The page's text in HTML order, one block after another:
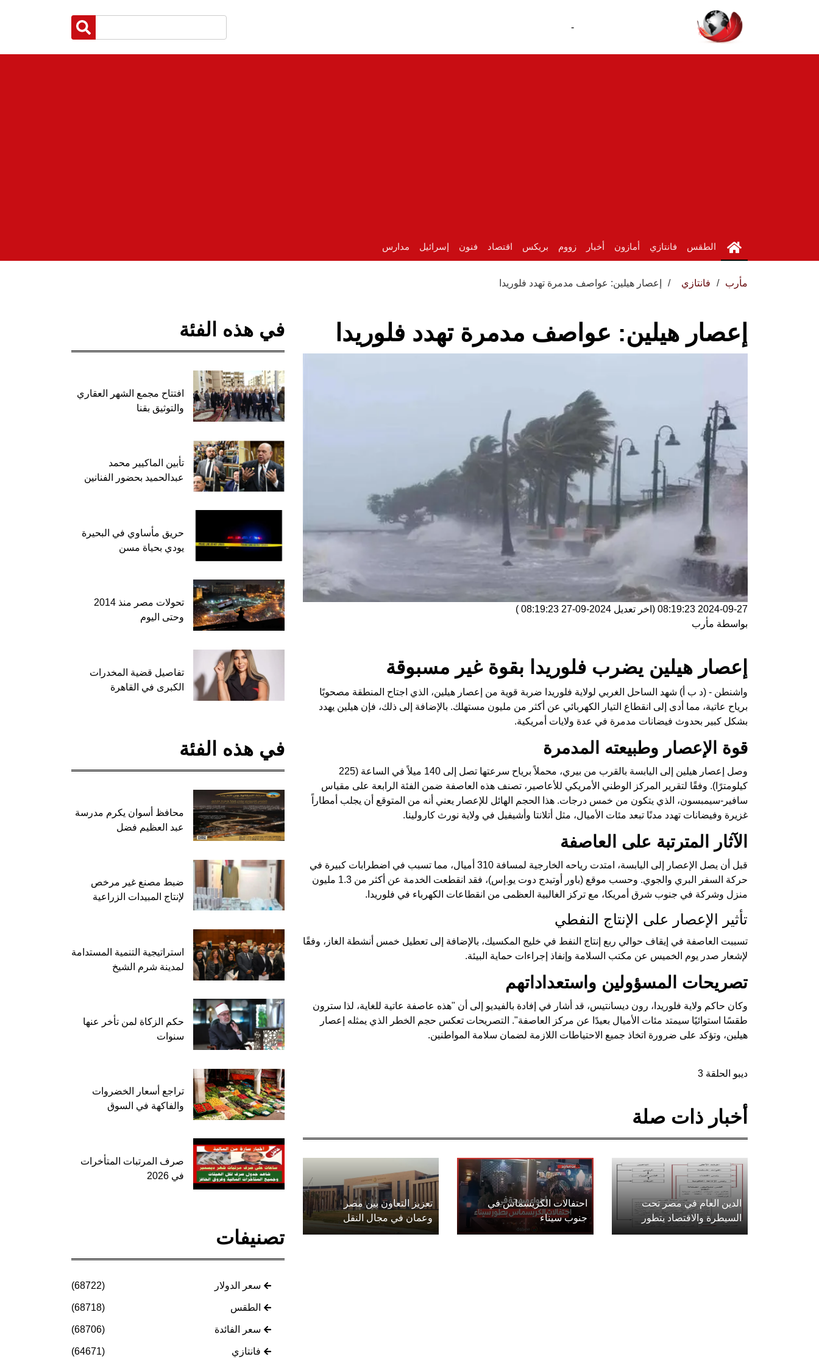
-
الطقس فانتازي أمازون أخبار زووم بريكس اقتصاد فنون إسرائيل مدارس
مأرب فانتازي إعصار هيلين: عواصف مدمرة تهدد فلوريدا
إعصار هيلين: عواصف مدمرة تهدد فلوريدا
2024-09-27 08:19:23 (اخر تعديل 2024-09-27 08:19:23
)
بواسطة مأرب
إعصار هيلين يضرب فلوريدا بقوة غير مسبوقة
واشنطن - (د ب أ) شهد الساحل الغربي لولاية فلوريدا ضربة قوية من إعصار هيلين، الذي اجتاح المنطقة مصحوبًا
برياح عاتية، مما أدى إلى انقطاع التيار الكهربائي عن أكثر من مليون مستهلك. بالإضافة إلى ذلك، فإن هيلين يهدد
بشكل كبير بحدوث فيضانات مدمرة في عدة ولايات أمريكية.
قوة الإعصار وطبيعته المدمرة
وصل إعصار هيلين إلى اليابسة بالقرب من بيري، محملاً برياح سرعتها تصل إلى 140 ميلاً في الساعة (225
كيلومترًا). وفقًا لتقرير المركز الوطني الأمريكي للأعاصير، تصنف هذه العاصفة ضمن الفئة الرابعة على مقياس
سافير-سيمبسون، الذي يتكون من خمس درجات. هذا الحجم الهائل للإعصار يعني أنه من المتوقع أن يجلب أمطاراً
غزيرة وفيضانات تهدد مدنًا تبعد مئات الأميال، مثل أتلانتا وأشيفيل في ولاية نورث كارولينا.
الآثار المترتبة على العاصفة
قبل أن يصل الإعصار إلى اليابسة، امتدت رياحه الخارجية لمسافة 310 أميال، مما تسبب في اضطرابات كبيرة في
حركة السفر البري والجوي. وحسب موقع (باور أوتيدج دوت يو.إس)، فقد انقطعت الخدمة عن أكثر من 1.3 مليون
منزل وشركة في جنوب شرق أمريكا، مع تركز الغالبية العظمى من انقطاعات الكهرباء في فلوريدا.
تأثير الإعصار على الإنتاج النفطي
تسببت العاصفة في إيقاف حوالي ربع إنتاج النفط في خليج المكسيك، بالإضافة إلى تعطيل خمس أنشطة الغاز، وفقًا
لإشعار صدر يوم الخميس عن مكتب السلامة وإنفاذ إجراءات حماية البيئة.
تصريحات المسؤولين واستعداداتهم
وكان حاكم ولاية فلوريدا، رون ديسانتيس، قد أشار في إفادة بالفيديو إلى أن "هذه عاصفة عاتية للغاية، لذا سترون
طقسًا استوائيًا سيمتد مئات الأميال بعيدًا عن مركز العاصفة". التصريحات تعكس حجم الخطر الذي يمثله إعصار
هيلين، وتؤكد على ضرورة اتخاذ جميع الاحتياطات اللازمة لضمان سلامة المواطنين.
ديبو الحلقة 3
أخبار ذات صلة
الدين العام في مصر تحت
السيطرة والاقتصاد يتطور
احتفالات الكريسماس في
جنوب سيناء
تعزيز التعاون بين مصر
وعمان في مجال النقل
في هذه الفئة
افتتاح مجمع الشهر العقاري
والتوثيق بقنا
تأبين الماكيير محمد
عبدالحميد بحضور الفنانين
حريق مأساوي في البحيرة
يودي بحياة مسن
تحولات مصر منذ 2014
وحتى اليوم
تفاصيل قضية المخدرات
الكبرى في القاهرة
في هذه الفئة
محافظ أسوان يكرم مدرسة
عبد العظيم فضل
ضبط مصنع غير مرخص
لإنتاج المبيدات الزراعية
استراتيجية التنمية المستدامة
لمدينة شرم الشيخ
حكم الزكاة لمن تأخر عنها
سنوات
تراجع أسعار الخضروات
والفاكهة في السوق
صرف المرتبات المتأخرات
في 2026
تصنيفات
سعر الدولار (68722)
الطقس (68718)
سعر الفائدة (68706)
فانتازي (64671)